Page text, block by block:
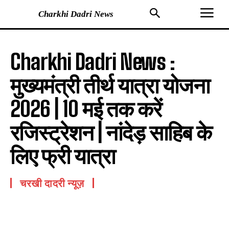
Charkhi Dadri News
Charkhi Dadri News :
मुख्यमंत्री तीर्थ यात्रा योजना
2026 | 10 मई तक करें
रजिस्ट्रेशन | नांदेड़ साहिब के
लिए फ्री यात्रा
चरखी दादरी न्यूज़